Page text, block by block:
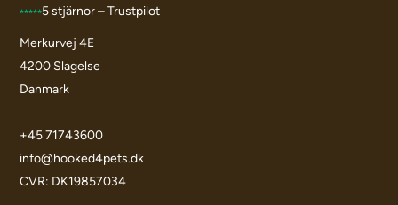
5 stjärnor – Trustpilot
Merkurvej 4E
4200 Slagelse
Danmark
+45 71743600
info@hooked4pets.dk
CVR: DK19857034